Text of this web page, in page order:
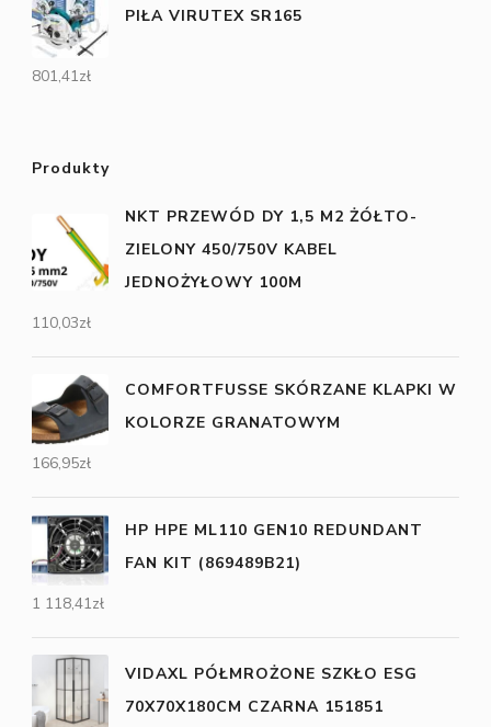
PIŁA VIRUTEX SR165
801,41zł
Produkty
NKT PRZEWÓD DY 1,5 M2 ŻÓŁTO-
ZIELONY 450/750V KABEL
JEDNOŻYŁOWY 100M
110,03zł
COMFORTFUSSE SKÓRZANE KLAPKI W
KOLORZE GRANATOWYM
166,95zł
HP HPE ML110 GEN10 REDUNDANT
FAN KIT (869489B21)
1 118,41zł
VIDAXL PÓŁMROŻONE SZKŁO ESG
70X70X180CM CZARNA 151851